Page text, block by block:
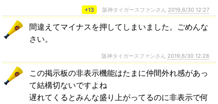
+13 阪神タイガースファンさん 2019,6/30 12:27
間違えてマイナスを押してしまいました。ごめんな
さい。
阪神タイガースファンさん 2019,6/30 12:28
この掲示板の非表示機能はたまに仲間外れ感があっ
て結構切ないですよね
遅れてくるとみんな盛り上がってるのに非表示で何